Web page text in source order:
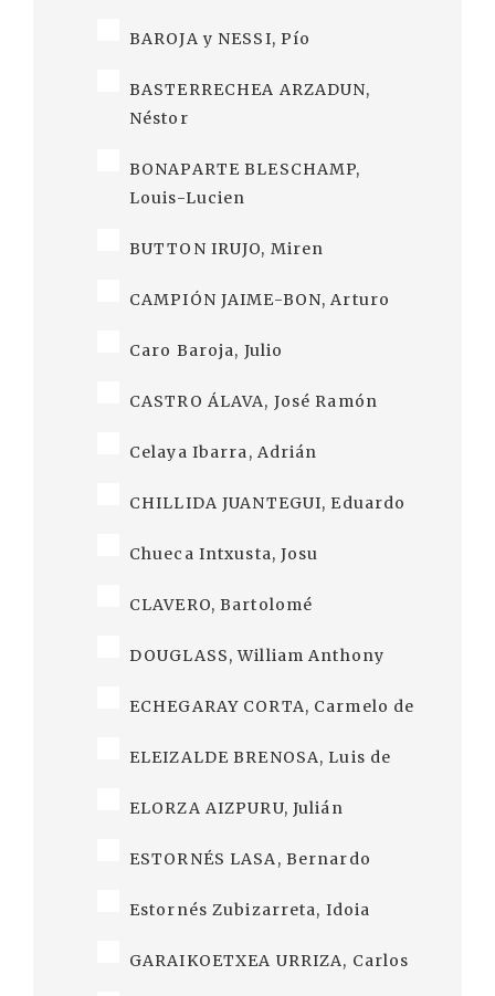
BAROJA y NESSI, Pío
BASTERRECHEA ARZADUN,
Néstor
BONAPARTE BLESCHAMP,
Louis-Lucien
BUTTON IRUJO, Miren
CAMPIÓN JAIME-BON, Arturo
Caro Baroja, Julio
CASTRO ÁLAVA, José Ramón
Celaya Ibarra, Adrián
CHILLIDA JUANTEGUI, Eduardo
Chueca Intxusta, Josu
CLAVERO, Bartolomé
DOUGLASS, William Anthony
ECHEGARAY CORTA, Carmelo de
ELEIZALDE BRENOSA, Luis de
ELORZA AIZPURU, Julián
ESTORNÉS LASA, Bernardo
Estornés Zubizarreta, Idoia
GARAIKOETXEA URRIZA, Carlos